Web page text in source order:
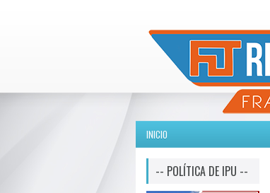
INICIO
-- POLÍTICA DE IPU --